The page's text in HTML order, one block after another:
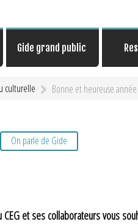
Gide grand public
culturelle Bonne et heureuse année
On parle de Gide
et ses collaborateurs vous